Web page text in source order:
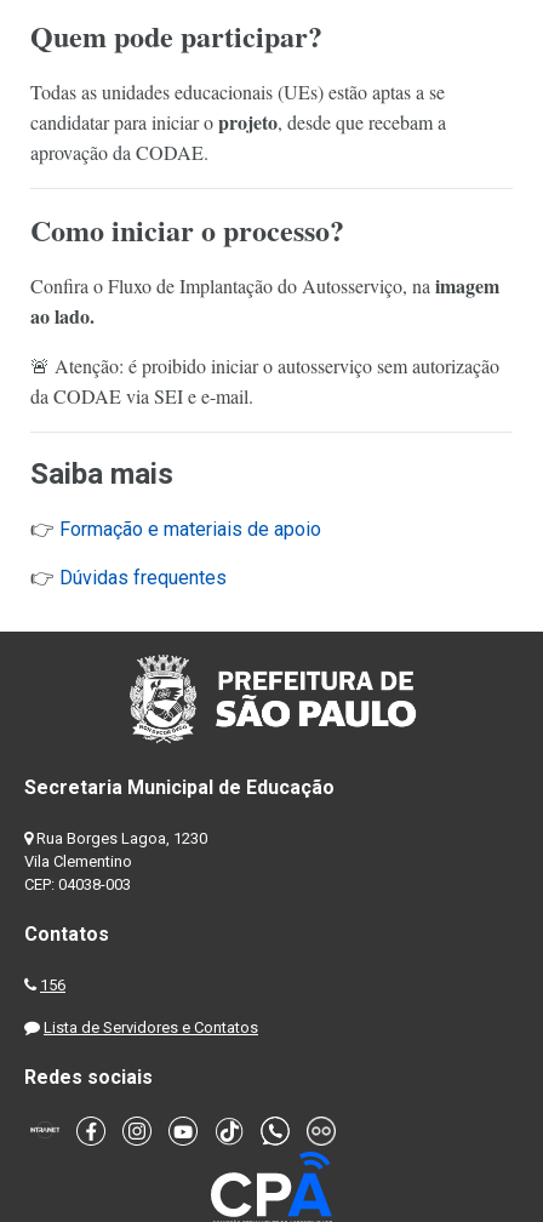
Quem pode participar?
Todas as unidades educacionais (UEs) estão aptas a se
candidatar para iniciar oprojeto, desde que recebam a
aprovação da CODAE.
Como iniciar o processo?
Confira o Fluxo de Implantação do Autosserviço, na imagem
ao lado.
🚨 Atenção: é proibido iniciar o autosserviço sem autorização
da CODAE via SEI e e-mail.
Saiba mais
👉 Formação e materiais de apoio
👉 Dúvidas frequentes
Secretaria Municipal de Educação
Rua Borges Lagoa, 1230
Vila Clementino
CEP: 04038-003
Contatos
156
Lista de Servidores e Contatos
Redes sociais